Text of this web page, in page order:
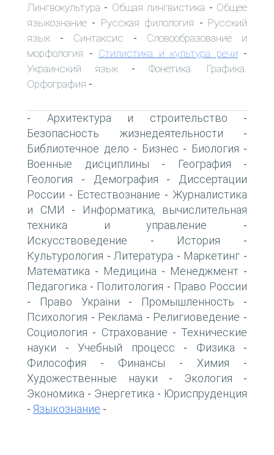
Лингвокультура - Общая лингвистика - Общее
языкознание - Русская филология - Русский
язык - Синтаксис - Словообразование и
морфология - Стилистика и культура речи -
Украинский язык - Фонетика. Графика.
Орфография -
- Архитектура и строительство -
Безопасность жизнедеятельности -
Библиотечное дело - Бизнес - Биология -
Военные дисциплины - География -
Геология - Демография -
Диссертации
России - Естествознание - Журналистика
и СМИ -
Информатика, вычислительная
техника и управление -
Искусствоведение - История -
Культурология - Литература - Маркетинг -
Математика - Медицина - Менеджмент -
Педагогика - Политология - Право России
- Право України - Промышленность -
Психология - Реклама - Религиоведение -
Социология - Страхование - Технические
науки - Учебный процесс - Физика -
Философия - Финансы - Химия -
Художественные науки - Экология -
Экономика - Энергетика - Юриспруденция
- Языкознание -